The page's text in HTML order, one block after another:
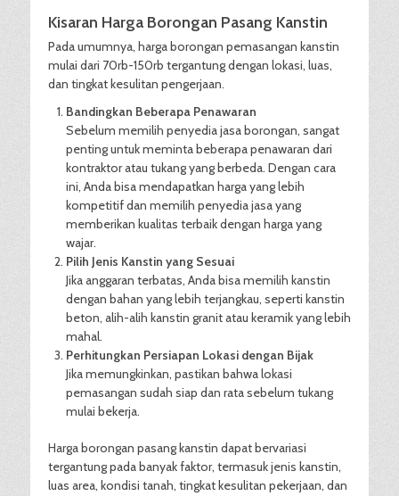
Kisaran Harga Borongan Pasang Kanstin
Pada umumnya, harga borongan pemasangan kanstin
mulai dari 70rb-150rb tergantung dengan lokasi, luas,
dan tingkat kesulitan pengerjaan.
Bandingkan Beberapa Penawaran
Sebelum memilih penyedia jasa borongan, sangat
penting untuk meminta beberapa penawaran dari
kontraktor atau tukang yang berbeda. Dengan cara
ini, Anda bisa mendapatkan harga yang lebih
kompetitif dan memilih penyedia jasa yang
memberikan kualitas terbaik dengan harga yang
wajar.
Pilih Jenis Kanstin yang Sesuai
Jika anggaran terbatas, Anda bisa memilih kanstin
dengan bahan yang lebih terjangkau, seperti kanstin
beton, alih-alih kanstin granit atau keramik yang lebih
mahal.
Perhitungkan Persiapan Lokasi dengan Bijak
Jika memungkinkan, pastikan bahwa lokasi
pemasangan sudah siap dan rata sebelum tukang
mulai bekerja.
Harga borongan pasang kanstin dapat bervariasi
tergantung pada banyak faktor, termasuk jenis kanstin,
luas area, kondisi tanah, tingkat kesulitan pekerjaan, dan